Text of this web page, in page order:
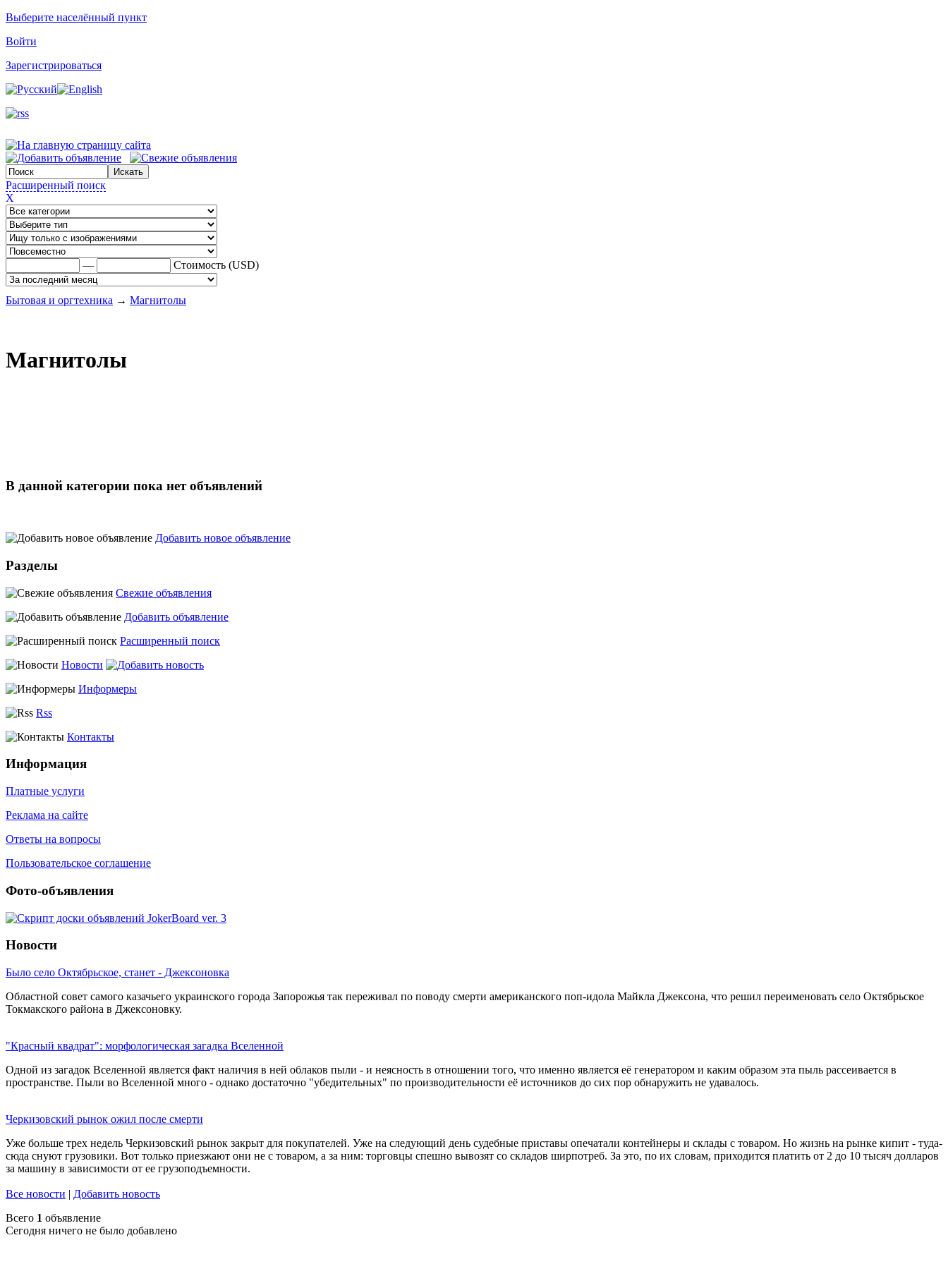
Выберите населённый пункт
Войти
Зарегистрироваться
Расширенный поиск
X
— Стоимость (USD)
Бытовая и оргтехника → Магнитолы
Магнитолы
В данной категории пока нет объявлений
Добавить новое объявление
Разделы
Свежие объявления
Добавить объявление
Расширенный поиск
Новости
Информеры
Rss
Контакты
Информация
Платные услуги
Реклама на сайте
Ответы на вопросы
Пользовательское соглашение
Фото-объявления
Новости
Было село Октябрьское, станет - Джексоновка
Областной совет самого казачьего украинского города Запорожья так переживал по поводу смерти американского поп-идола Майкла Джексона, что решил переименовать село Октябрьское
Токмакского района в Джексоновку.
"Красный квадрат": морфологическая загадка Вселенной
Одной из загадок Вселенной является факт наличия в ней облаков пыли - и неясность в отношении того, что именно является её генератором и каким образом эта пыль рассеивается в
пространстве. Пыли во Вселенной много - однако достаточно "убедительных" по производительности её источников до сих пор обнаружить не удавалось.
Черкизовский рынок ожил после смерти
Уже больше трех недель Черкизовский рынок закрыт для покупателей. Уже на следующий день судебные приставы опечатали контейнеры и склады с товаром. Но жизнь на рынке кипит - туда-
сюда снуют грузовики. Вот только приезжают они не с товаром, а за ним: торговцы спешно вывозят со складов ширпотреб. За это, по их словам, приходится платить от 2 до 10 тысяч долларов
за машину в зависимости от ее грузоподъемности.
Все новости | Добавить новость
Всего 1 объявление
Сегодня ничего не было добавлено